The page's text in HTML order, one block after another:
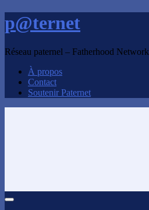
p@ternet
Réseau paternel – Fatherhood Network
À propos
Contact
Soutenir Paternet